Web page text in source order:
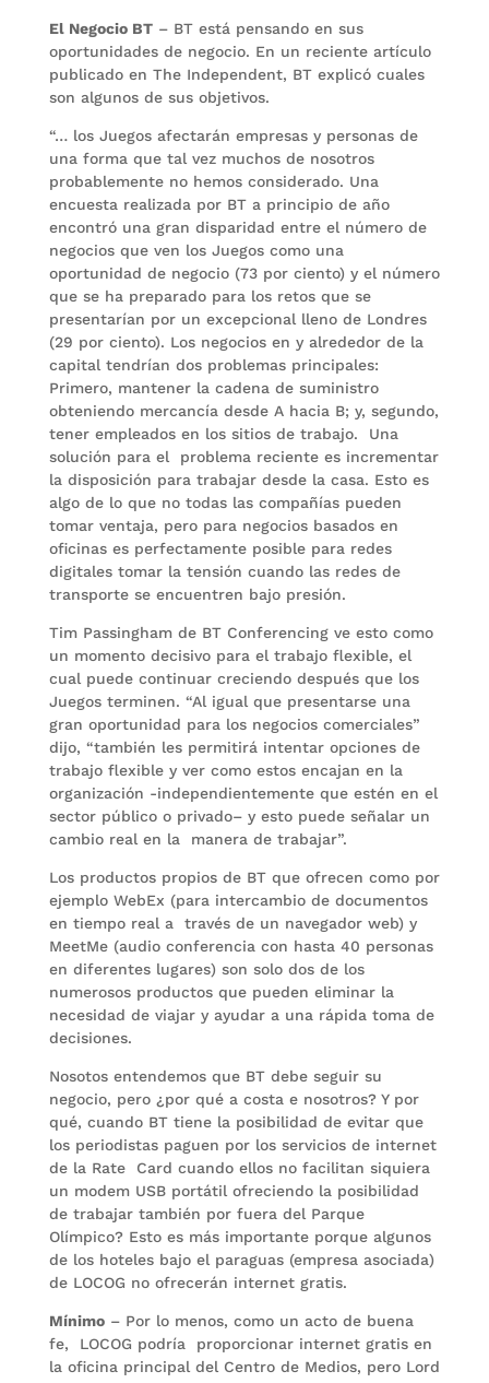
El Negocio BT– BT está pensando en sus
oportunidades de negocio. En un reciente artículo
publicado en The Independent, BT explicó cuales
son algunos de sus objetivos.
“… los Juegos afectarán empresas y personas de
una forma que tal vez muchos de nosotros
probablemente no hemos considerado. Una
encuesta realizada por BT a principio de año
encontró una gran disparidad entre el número de
negocios que ven los Juegos como una
oportunidad de negocio (73 por ciento) y el número
que se ha preparado para los retos que se
presentarían por un excepcional lleno de Londres
(29 por ciento). Los negocios en y alrededor de la
capital tendrían dos problemas principales:
Primero, mantener la cadena de suministro
obteniendo mercancía desde A hacia B; y, segundo,
tener empleados en los sitios de trabajo. Una
solución para el problema reciente es incrementar
la disposición para trabajar desde la casa. Esto es
algo de lo que no todas las compañías pueden
tomar ventaja, pero para negocios basados en
oficinas es perfectamente posible para redes
digitales tomar la tensión cuando las redes de
transporte se encuentren bajo presión.
Tim Passingham de BT Conferencing ve esto como
un momento decisivo para el trabajo flexible, el
cual puede continuar creciendo después que los
Juegos terminen. “Al igual que presentarse una
gran oportunidad para los negocios comerciales”
dijo, “también les permitirá intentar opciones de
trabajo flexible y ver como estos encajan en la
organización -independientemente que estén en el
sector público o privado– y esto puede señalar un
cambio real en la manera de trabajar”.
Los productos propios de BT que ofrecen como por
ejemplo WebEx (para intercambio de documentos
en tiempo real a través de un navegador web) y
MeetMe (audio conferencia con hasta 40 personas
en diferentes lugares) son solo dos de los
numerosos productos que pueden eliminar la
necesidad de viajar y ayudar a una rápida toma de
decisiones.
Nosotos entendemos que BT debe seguir su
negocio, pero ¿por qué a costa e nosotros? Y por
qué, cuando BT tiene la posibilidad de evitar que
los periodistas paguen por los servicios de internet
de la Rate Card cuando ellos no facilitan siquiera
un modem USB portátil ofreciendo la posibilidad
de trabajar también por fuera del Parque
Olímpico? Esto es más importante porque algunos
de los hoteles bajo el paraguas (empresa asociada)
de LOCOG no ofrecerán internet gratis.
Mínimo– Por lo menos, como un acto de buena
fe, LOCOG podría proporcionar internet gratis en
la oficina principal del Centro de Medios, pero Lord